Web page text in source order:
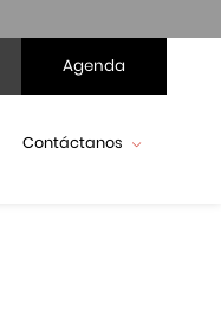
Agenda
Contáctanos